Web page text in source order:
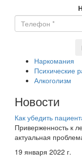
Наркомания
Психические
Алкоголизм
Новости
Как убедить
Приверженность к
актуальная
19 января 2022 г.